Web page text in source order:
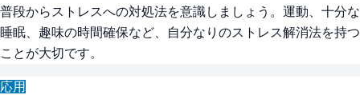
普段からストレスへの対処法を意識しましょう。運動、十分な
睡眠、趣味の時間確保など、自分なりのストレス解消法を持つ
ことが大切です。
応用